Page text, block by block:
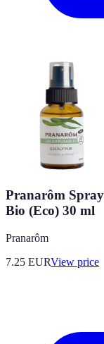
Pranarôm
Bio (Eco) 30 ml
Pranarôm
7.25 EURView price